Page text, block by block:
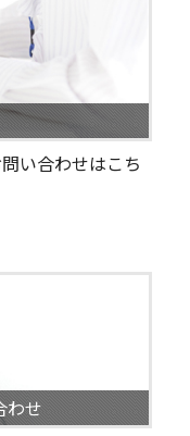
い合わせはこち
わせ